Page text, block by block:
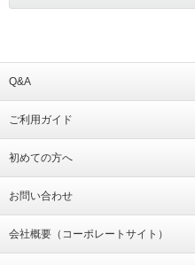
Q&A
ご利用ガイド
初めての方へ
お問い合わせ
会社概要（コーポレートサイト）